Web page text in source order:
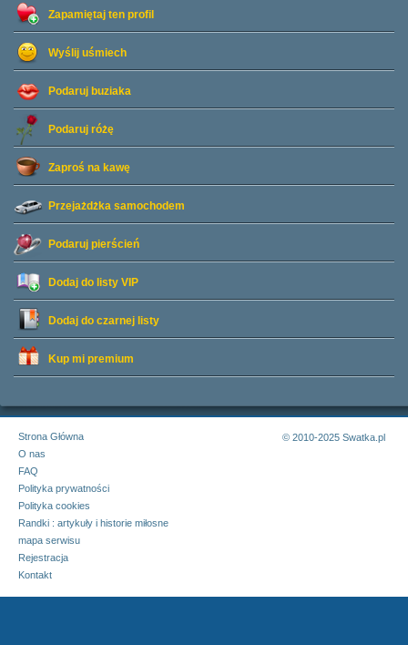
Zapamiętaj ten profil
Wyślij uśmiech
Podaruj buziaka
Podaruj różę
Zaproś na kawę
Przejażdżka samochodem
Podaruj pierścień
Dodaj do listy VIP
Dodaj do czarnej listy
Kup mi premium
Strona Główna
O nas
FAQ
Polityka prywatności
Polityka cookies
Randki : artykuły i historie miłosne
mapa serwisu
Rejestracja
Kontakt
© 2010-2025 Swatka.pl